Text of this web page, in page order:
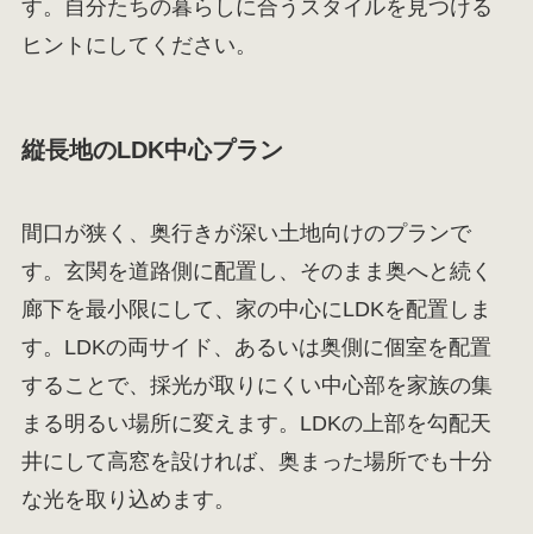
す。自分たちの暮らしに合うスタイルを見つける
ヒントにしてください。
縦長地のLDK中心プラン
間口が狭く、奥行きが深い土地向けのプランで
す。玄関を道路側に配置し、そのまま奥へと続く
廊下を最小限にして、家の中心にLDKを配置しま
す。LDKの両サイド、あるいは奥側に個室を配置
することで、採光が取りにくい中心部を家族の集
まる明るい場所に変えます。LDKの上部を勾配天
井にして高窓を設ければ、奥まった場所でも十分
な光を取り込めます。